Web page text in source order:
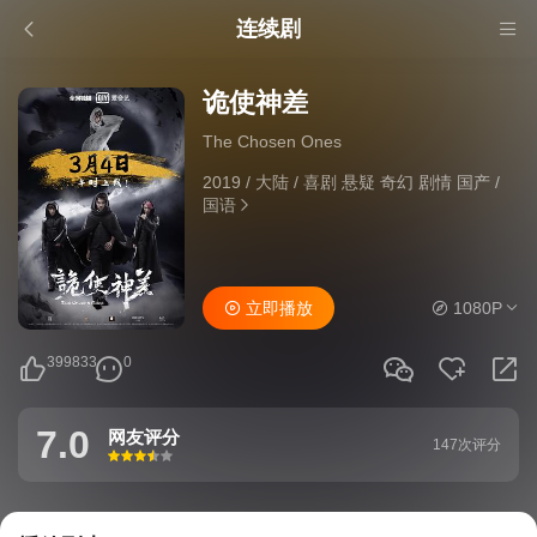
连续剧
诡使神差
The Chosen Ones
2019 / 大陆 / 喜剧 悬疑 奇幻 剧情 国产/
国语
399833 0
立即播放 1080P
7.0 网友评分
很差
较差还行推荐力荐
147次评分